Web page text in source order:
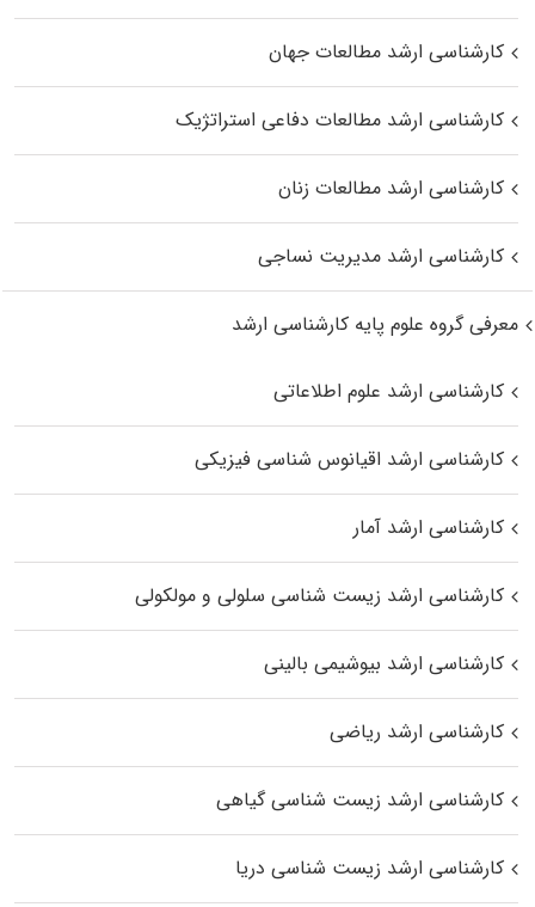
کارشناسی ارشد مطالعات جهان
کارشناسی ارشد مطالعات دفاعی استراتژیک
کارشناسی ارشد مطالعات زنان
کارشناسی ارشد مدیریت نساجی
معرفی گروه علوم پایه کارشناسی ارشد
کارشناسی ارشد علوم اطلاعاتی
کارشناسی ارشد اقیانوس‌ شناسی فیزیکی
کارشناسی ارشد آمار
کارشناسی ارشد زیست شناسی سلولی و مولکولی
کارشناسی ارشد بیوشیمی بالینی
کارشناسی ارشد ریاضی
کارشناسی ارشد زیست‌ شناسی گیاهی
کارشناسی ارشد زیست‌ شناسی دریا